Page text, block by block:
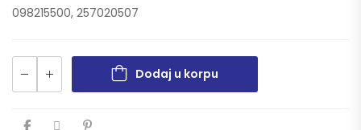
098215500, 257020507
Dodaj u korpu